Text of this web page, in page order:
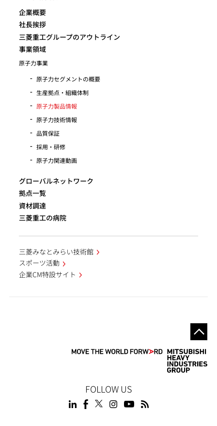
企業概要
社長挨拶
三菱重工グループのアウトライン
事業領域
原子力事業
原子力セグメントの概要
生産拠点・組織体制
原子力製品情報
原子力技術情報
品質保証
採用・研修
原子力関連動画
グローバルネットワーク
拠点一覧
資材調達
三菱重工の病院
三菱みなとみらい技術館
スポーツ活動
企業CM特設サイト
FOLLOW US